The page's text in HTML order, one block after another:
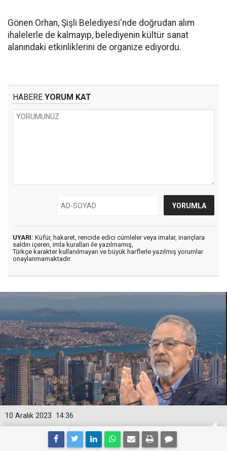
Gönen Orhan, Şişli Belediyesi'nde doğrudan alım
ihalelerle de kalmayıp, belediyenin kültür sanat
alanındaki etkinliklerini de organize ediyordu.
HABERE YORUM KAT
UYARI: Küfür, hakaret, rencide edici cümleler veya imalar, inançlara
saldırı içeren, imla kuralları ile yazılmamış,
Türkçe karakter kullanılmayan ve büyük harflerle yazılmış yorumlar
onaylanmamaktadır.
14:36
10 Aralık 2023